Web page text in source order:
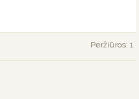
Peržiūros: 1